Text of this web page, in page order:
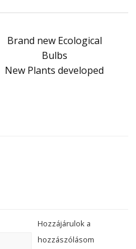
Brand new Ecological
Bulbs
New Plants developed
Hozzájárulok a
hozzászólásom